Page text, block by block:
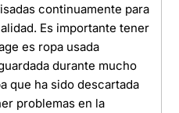
continuamente para
Es importante tener
es ropa usada
durante mucho
que ha sido descartada
problemas en la